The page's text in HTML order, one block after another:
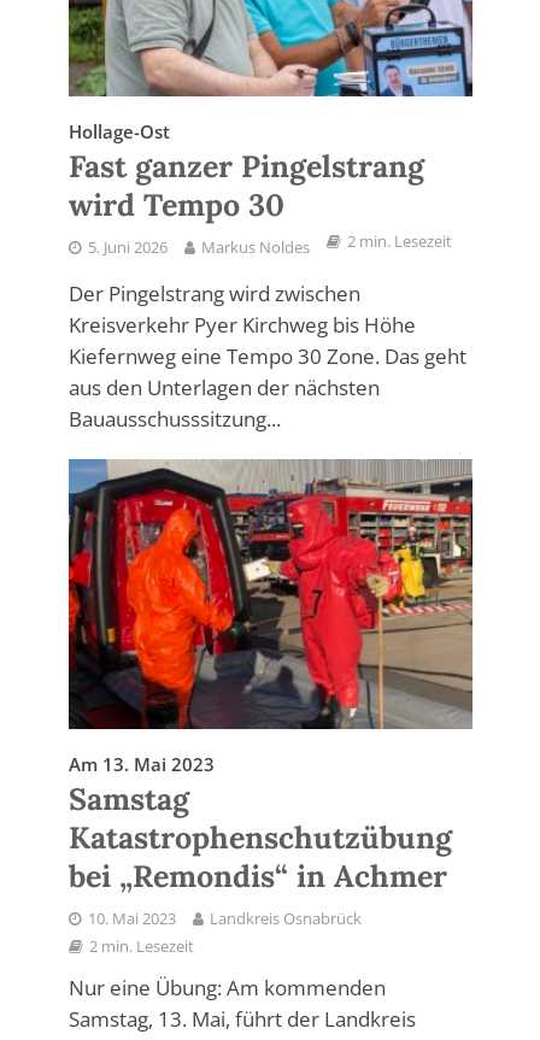
Hollage-Ost
Fast ganzer Pingelstrang
wird Tempo 30
5. Juni 2026 Markus Noldes 2 min. Lesezeit
Der Pingelstrang wird zwischen
Kreisverkehr Pyer Kirchweg bis Höhe
Kiefernweg eine Tempo 30 Zone. Das geht
aus den Unterlagen der nächsten
Bauausschusssitzung...
Am 13. Mai 2023
Samstag
Katastrophenschutzübung
bei „Remondis“ in Achmer
10. Mai 2023
Landkreis Osnabrück
2 min. Lesezeit
Nur eine Übung: Am kommenden
Samstag, 13. Mai, führt der Landkreis